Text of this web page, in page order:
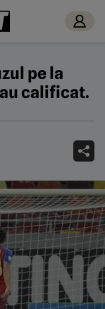
pe la
calificat.